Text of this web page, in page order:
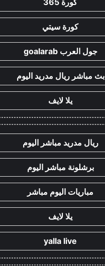
كورة 365
كورة سيتي
جول العرب goalarab
بث مباشر ريال مدريد اليوم
يلا لايف
ريال مدريد مباشر اليوم
برشلونة مباشر اليوم
مباريات اليوم مباشر
يلا لايف
yalla live